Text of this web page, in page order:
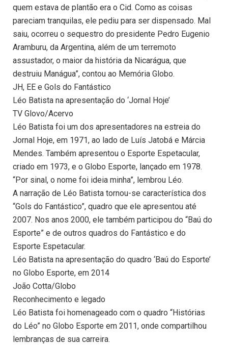
quem estava de plantão era o Cid. Como as coisas
pareciam tranquilas, ele pediu para ser dispensado. Mal
saiu, ocorreu o sequestro do presidente Pedro Eugenio
Aramburu, da Argentina, além de um terremoto
assustador, o maior da história da Nicarágua, que
destruiu Manágua”, contou ao Memória Globo.
JH, EE e Gols do Fantástico
Léo Batista na apresentação do ‘Jornal Hoje’
TV Glovo/Acervo
Léo Batista foi um dos apresentadores na estreia do
Jornal Hoje, em 1971, ao lado de Luís Jatobá e Márcia
Mendes. Também apresentou o Esporte Espetacular,
criado em 1973, e o Globo Esporte, lançado em 1978.
“Por sinal, o nome foi ideia minha”, lembrou Léo.
A narração de Léo Batista tornou-se característica dos
“Gols do Fantástico”, quadro que ele apresentou até
2007. Nos anos 2000, ele também participou do “Baú do
Esporte” e de outros quadros do Fantástico e do
Esporte Espetacular.
Léo Batista na apresentação do quadro ‘Baú do Esporte’
no Globo Esporte, em 2014
João Cotta/Globo
Reconhecimento e legado
Léo Batista foi homenageado com o quadro “Histórias
do Léo” no Globo Esporte em 2011, onde compartilhou
lembranças de sua carreira.